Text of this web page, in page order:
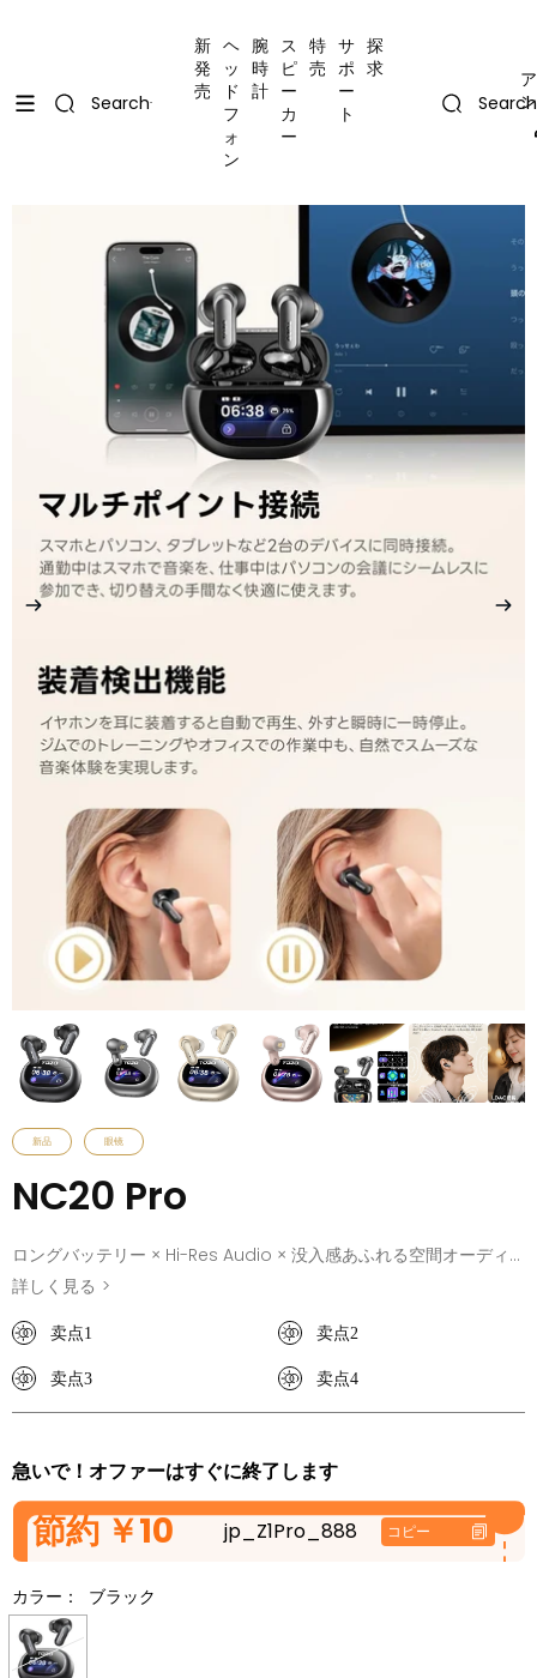
Search
新
発
売
ヘ
ッ
ド
フ
ォ
ン
腕
時
計
ス
ピ
ー
カ
ー
特
売
サ
ポ
ー
ト
探
求
Search
新品 眼镜
NC20 Pro
ロングバッテリー × Hi-Res Audio × 没入感あふれる空間オーディ
オ
スタジオ品質のサウンドと、スマートな先進機能。その理想的な融
合を、NC20 Pro で体感してください。タッチスクリーン搭載の充
電ケースにより、パワフルなノイズキャンセリング、Hi-Res
Audio、そして臨場感あふれる空間オーディオを、思いのままに操
作できます。便利さとクリアな音質はそのままに、あなたらしいス
詳しく見る >
卖点1 卖点2
卖点3 卖点4
急いで！オファーはすぐに終了します
節約￥10 jp_Z1Pro_888 コピー
カラー： ブラック